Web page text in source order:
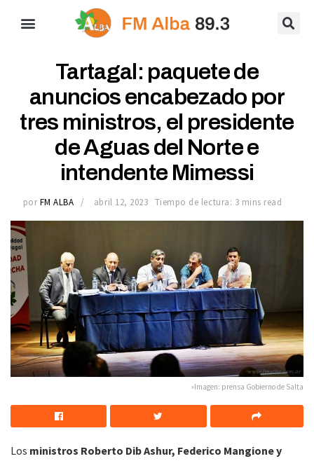
Tartagal: paquete de
anuncios encabezado por
tres ministros, el presidente
de Aguas del Norte e
intendente Mimessi
por FM ALBA abril 12, 2023 Tiempo de lectura: 3 mins read
»Imagen: prensa Gobierno de Salta
Los ministros Roberto Dib Ashur, Federico Mangione y